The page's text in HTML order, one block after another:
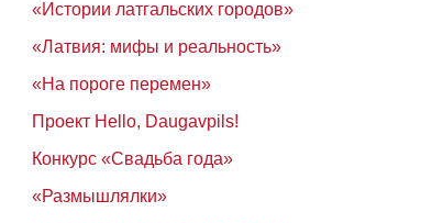
«Истории латгальских городов»
«Латвия: мифы и реальность»
«На пороге перемен»
Проект Hello, Daugavpils!
Конкурс «Свадьба года»
«Размышлялки»